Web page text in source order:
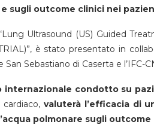
sugli outcome clinici nei
Ultrasound (US) Guided
è stato presentato in
San Sebastiano di Caserta e l’IFC-
internazionale condotto su
valuterà l’efficacia di
polmonare sugli